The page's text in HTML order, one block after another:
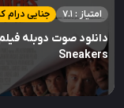
جنایی درام امتیاز : 7.1
دانلود صوت دوبله
Sneakers